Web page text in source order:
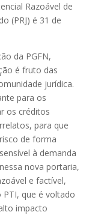
Razoável de
(PRJ) é 31 de
da PGFN,
é fruto das
jurídica.
para os
os créditos
para que
de forma
à demanda
nova portaria,
e factível,
PTI, que é voltado
impacto